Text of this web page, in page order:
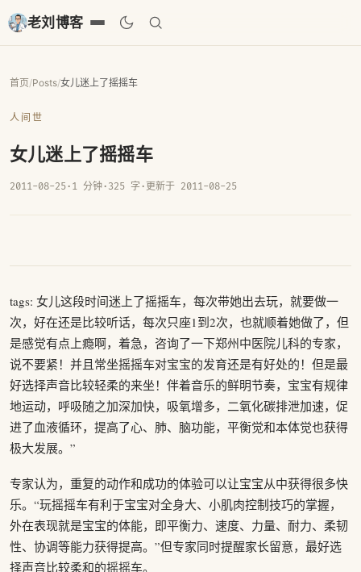
老刘博客
首页/Posts/女儿迷上了摇摇车
人间世
女儿迷上了摇摇车
2011-08-25· 1 分钟· 325 字 · 更新于 2011-08-25
tags: 女儿这段时间迷上了摇摇车，每次带她出去玩，就要做一
次，好在还是比较听话，每次只座1到2次，也就顺着她做了，但
是感觉有点上瘾啊，着急，咨询了一下郑州中医院儿科的专家，
说不要紧！并且常坐摇摇车对宝宝的发育还是有好处的！但是最
好选择声音比较轻柔的来坐！伴着音乐的鲜明节奏，宝宝有规律
地运动，呼吸随之加深加快，吸氧增多，二氧化碳排泄加速，促
进了血液循环，提高了心、肺、脑功能，平衡觉和本体觉也获得
极大发展。”
专家认为，重复的动作和成功的体验可以让宝宝从中获得很多快
乐。“玩摇摇车有利于宝宝对全身大、小肌肉控制技巧的掌握，
外在表现就是宝宝的体能，即平衡力、速度、力量、耐力、柔韧
性、协调等能力获得提高。”但专家同时提醒家长留意，最好选
择声音比较柔和的摇摇车。